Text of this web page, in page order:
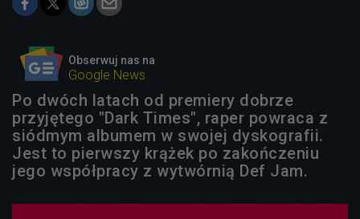
Obserwuj nas na
Google News
Po dwóch latach od premiery dobrze
przyjętego "Dark Times", raper powraca z
siódmym albumem w swojej dyskografii.
Jest to pierwszy krążek po zakończeniu
jego współpracy z wytwórnią Def Jam.